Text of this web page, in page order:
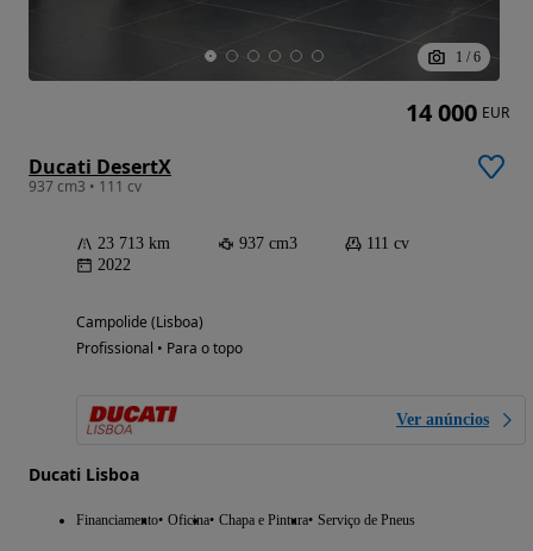
1 / 6
Ducati DesertX
937 cm3 • 111 cv
23 713 km 937 cm3
111 cv
2022
Campolide (Lisboa)
Profissional • Para o topo
Ver anúncios
Ducati Lisboa
Financiamento Oficina Chapa e Pintura Serviço de Pneus
14 000 EUR